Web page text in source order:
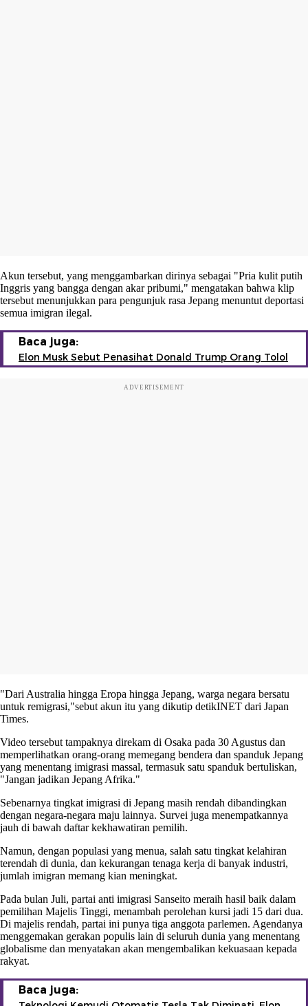
Akun tersebut, yang menggambarkan dirinya sebagai "Pria kulit putih
Inggris yang bangga dengan akar pribumi," mengatakan bahwa klip
tersebut menunjukkan para pengunjuk rasa Jepang menuntut deportasi
semua imigran ilegal.
Baca juga:
Elon Musk Sebut Penasihat Donald Trump Orang Tolol
ADVERTISEMENT
"Dari Australia hingga Eropa hingga Jepang, warga negara bersatu
untuk remigrasi,"sebut akun itu yang dikutip detikINET dari Japan
Times.
Video tersebut tampaknya direkam di Osaka pada 30 Agustus dan
memperlihatkan orang-orang memegang bendera dan spanduk Jepang
yang menentang imigrasi massal, termasuk satu spanduk bertuliskan,
"Jangan jadikan Jepang Afrika."
Sebenarnya tingkat imigrasi di Jepang masih rendah dibandingkan
dengan negara-negara maju lainnya. Survei juga menempatkannya
jauh di bawah daftar kekhawatiran pemilih.
Namun, dengan populasi yang menua, salah satu tingkat kelahiran
terendah di dunia, dan kekurangan tenaga kerja di banyak industri,
jumlah imigran memang kian meningkat.
Pada bulan Juli, partai anti imigrasi Sanseito meraih hasil baik dalam
pemilihan Majelis Tinggi, menambah perolehan kursi jadi 15 dari dua.
Di majelis rendah, partai ini punya tiga anggota parlemen. Agendanya
menggemakan gerakan populis lain di seluruh dunia yang menentang
globalisme dan menyatakan akan mengembalikan kekuasaan kepada
rakyat.
Baca juga: